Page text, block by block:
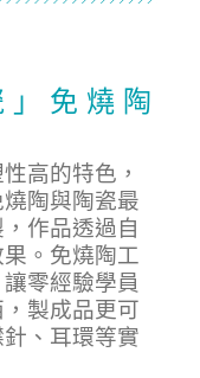
」 免 燒 陶
高的特色，
陶與陶瓷最
作品透過自
。免燒陶工
零經驗學員
製成品更可
、耳環等實